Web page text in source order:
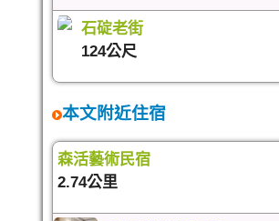
石碇老街
124公尺
本文附近住宿
森活藝術民宿
2.74公里